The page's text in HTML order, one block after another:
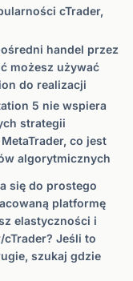
cTrader,
handel przez
możesz używać
do realizacji
5 nie wspiera
strategii
co jest
algorytmicznych
się do prostego
platformę
elastyczności i
Jeśli to
szukaj gdzie